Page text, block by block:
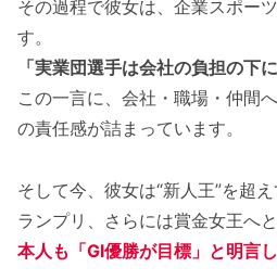
その過程で彼女は、企業スポー
す。
「実業団選手は会社の負担の下
この一言に、会社・職場・仲間
の責任感が詰まっています。
そして今、彼女は“新人王”を超
ランプリ、さらには賞金女王へ
本人も「GI優勝が目標」と明言し